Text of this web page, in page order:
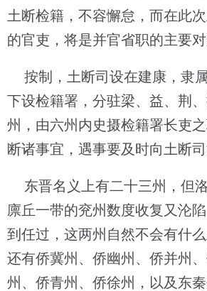
土断检籍，不容懈怠，而在此
的官吏，将是并官省职的主要对
按制，土断司设在建康，隶
下设检籍署，分驻梁、益、荆
州，由六州内史摄检籍署长吏
断诸事宜，遇事要及时向土断司
东晋名义上有二十三州，但
廪丘一带的兖州数度收复又沦
到任过，这两州自然不会有什
还有侨冀州、侨幽州、侨并州
州、侨青州、侨徐州，以及东